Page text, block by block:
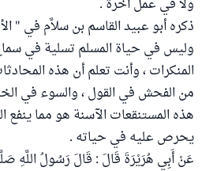
ولا في عمل آخرة .
ذكره أبو عبيد القاسم بن سلاَّم في "
وليس في حياة المسلم تسلية في
المنكرات ، وأنت تعلم أن هذه
من الفحش في القول ، والسوء في
هذه المستنقعات الآسنة هو مما ينفع
يحرص عليه في حياته .
عَنْ أَبِي هُرَيْرَةَ قَالَ : قَالَ رَسُولُ اللَّهِ